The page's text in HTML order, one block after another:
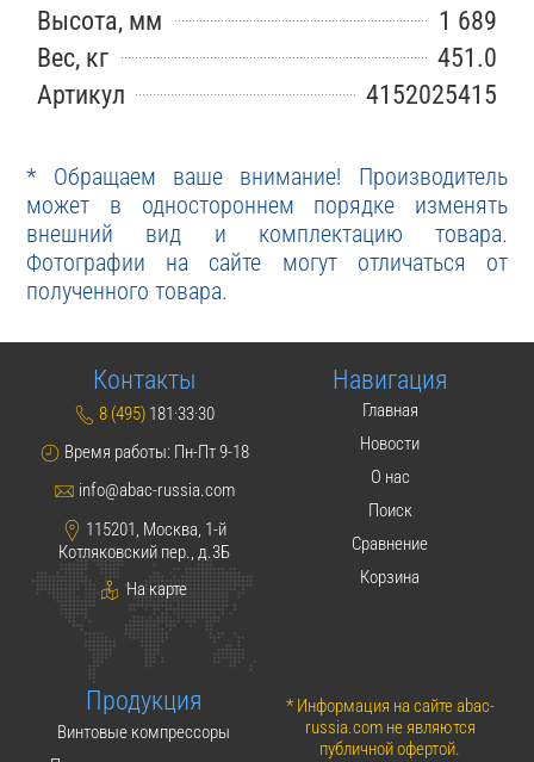
Высота, мм
1 689
Вес, кг
451.0
Артикул
4152025415
* Обращаем ваше внимание! Производитель
может в одностороннем порядке изменять
внешний вид и комплектацию товара.
Фотографии на сайте могут отличаться от
полученного товара.
Контакты
8 (495) 181·33·30
Время работы: Пн-Пт 9-18
info@abac-russia.com
115201, Москва, 1-й
Котляковский пер., д.3Б
На карте
Навигация
Главная
Новости
О нас
Поиск
Сравнение
Корзина
Продукция
Винтовые компрессоры
* Информация на сайте abac-
russia.com не являются
публичной офертой.